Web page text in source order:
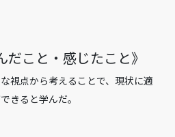
だこと・感じたこと》
視点から考えることで、現状に適
きると学んだ。